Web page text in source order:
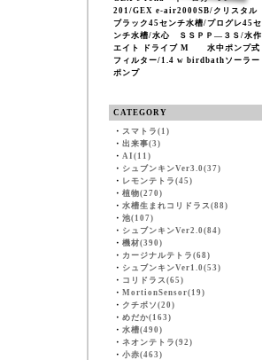
201/GEX e-air2000SB/クリスタル
ブラック45センチ水槽/プログレ45セ
ンチ水槽/水心 ＳＳＰＰ―３Ｓ/水作
エイト ドライブ M 水中ポンプ式
フィルター/1.4 w birdbathソーラー
ポンプ
CATEGORY
・ スマトラ(1)
・ 出来事(3)
・ AI(11)
・ シュブンキンVer3.0(37)
・ レモンテトラ(45)
・ 植物(270)
・ 水槽生まれコリドラス(88)
・ 池(107)
・ シュブンキンVer2.0(84)
・ 機材(390)
・ カージナルテトラ(68)
・ シュブンキンVer1.0(53)
・ コリドラス(65)
・ MortionSensor(19)
・ クチボソ(20)
・ めだか(163)
・ 水槽(490)
・ ネオンテトラ(92)
・ 小赤(463)